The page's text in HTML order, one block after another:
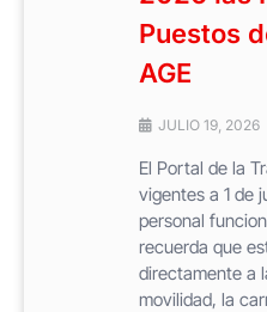
Puestos
AGE
JULIO 19, 2026
El Portal de la
vigentes a 1 de
personal
recuerda que
directamente a
movilidad, la